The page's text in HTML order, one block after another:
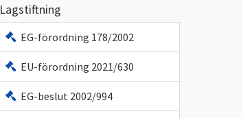
Lagstiftning
EG-förordning 178/2002
EU-förordning 2021/630
EG-beslut 2002/994